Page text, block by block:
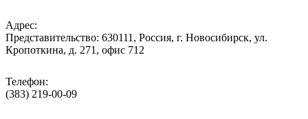
Адрес:
Представительство: 630111, Россия, г. Новосибирск, ул.
Кропоткина, д. 271, офис 712
Телефон:
(383) 219-00-09